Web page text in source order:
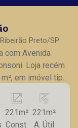
Preto/SP
com Avenida
recém
em imóvel tipo
frontal para 5
carros
Imóvel
221m²
Const.
221m²
A. Útil